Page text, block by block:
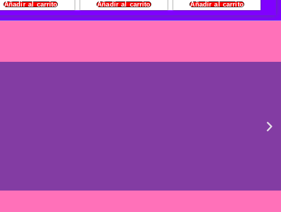
Añadir al carrito Añadir al carrito Añadir al carrito